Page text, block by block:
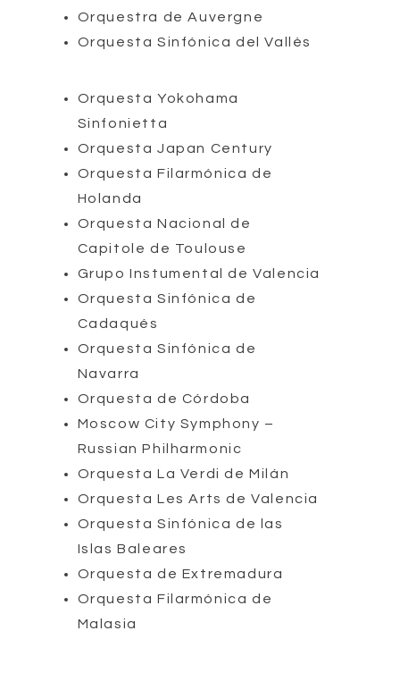
Orquestra de Auvergne
Orquesta Sinfónica del Vallès
Orquesta Yokohama
Sinfonietta
Orquesta Japan Century
Orquesta Filarmónica de
Holanda
Orquesta Nacional de
Capitole de Toulouse
Grupo Instumental de Valencia
Orquesta Sinfónica de
Cadaqués
Orquesta Sinfónica de
Navarra
Orquesta de Córdoba
Moscow City Symphony –
Russian Philharmonic
Orquesta La Verdi de Milán
Orquesta Les Arts de Valencia
Orquesta Sinfónica de las
Islas Baleares
Orquesta de Extremadura
Orquesta Filarmónica de
Malasia